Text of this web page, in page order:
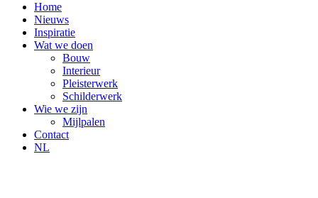
Home
Nieuws
Inspiratie
Wat we doen
Bouw
Interieur
Pleisterwerk
Schilderwerk
Wie we zijn
Mijlpalen
Contact
NL